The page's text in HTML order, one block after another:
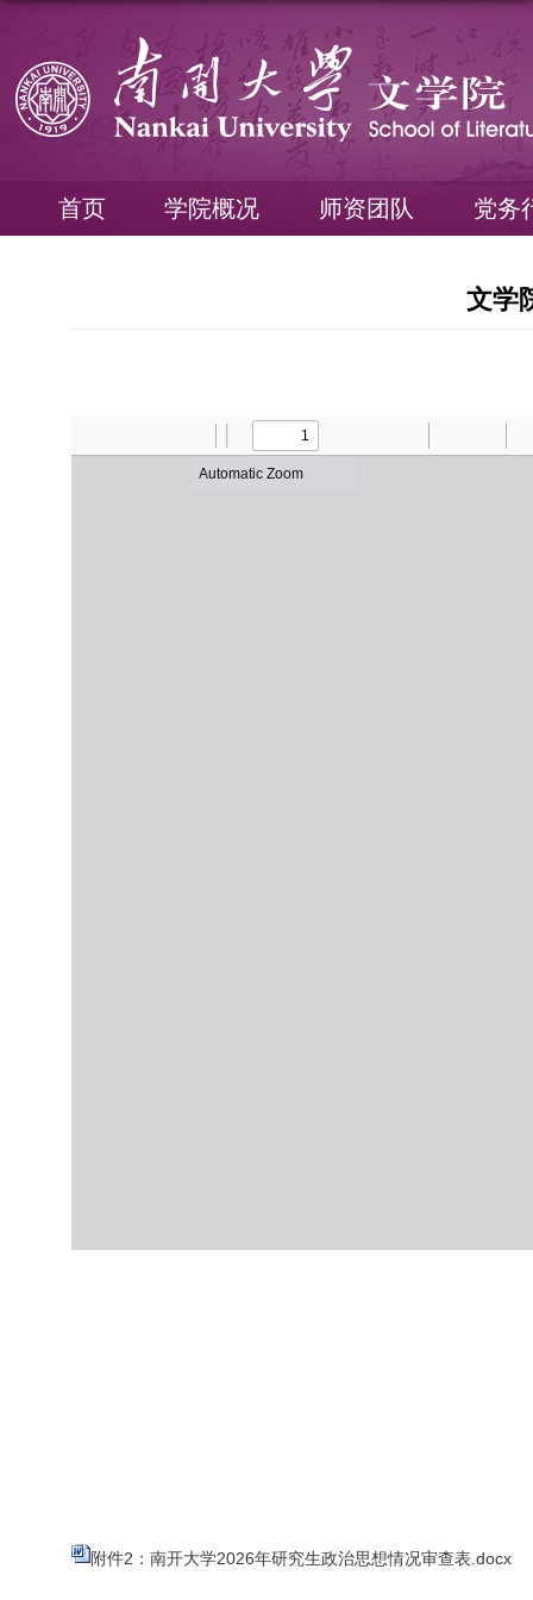
首页 学院概况 师资团队 党务
文学
附件2：南开大学2026年研究生政治思想情况审查表.docx